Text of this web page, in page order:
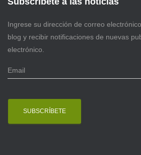
Ingrese su dirección de correo
blog y recibir notificaciones de nuevas
electrónico.
E
m